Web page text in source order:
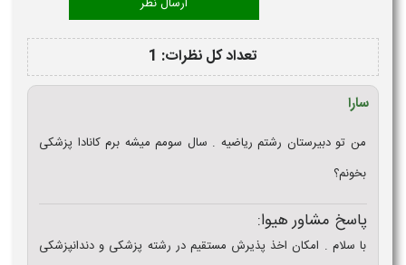
تعداد کل نظرات: 1
سارا
من تو دبیرستان رشتم ریاضیه . سال سومم میشه برم کانادا پزشکی
بخونم؟
پاسخ مشاور هیوا:
با سلام . امکان اخذ پذیرش مستقیم در رشته پزشکی و دندانپزشکی